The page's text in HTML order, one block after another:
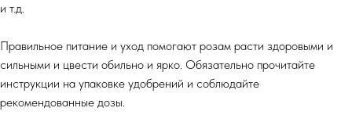
и т.д.
Правильное питание и уход помогают розам расти здоровыми и
сильными и цвести обильно и ярко. Обязательно прочитайте
инструкции на упаковке удобрений и соблюдайте
рекомендованные дозы.